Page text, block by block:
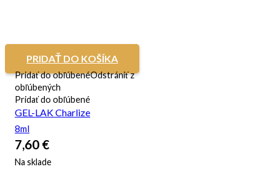
PRIDAŤ DO KOŠÍKA
Pridať do obľúbenéOdstrániť z
obľúbených
Pridať do obľúbené
GEL-LAK Charlize
8ml
7,60 €
Na sklade